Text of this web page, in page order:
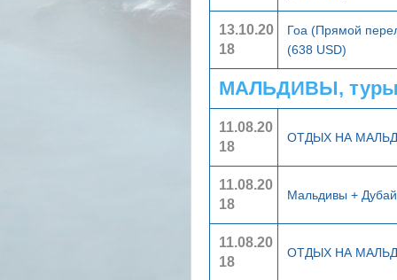
13.10.20
18
Гоа (Прямой
(638 USD)
МАЛЬДИВЫ, туры
11.08.20
18
ОТДЫХ НА
11.08.20
18
Мальдивы +
11.08.20
18
ОТДЫХ НА